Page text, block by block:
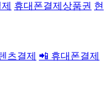
휴대폰결제상품권 현
츠결제 📲 휴대폰결제